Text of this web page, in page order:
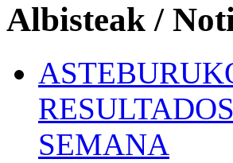
Albisteak /
SEMANA